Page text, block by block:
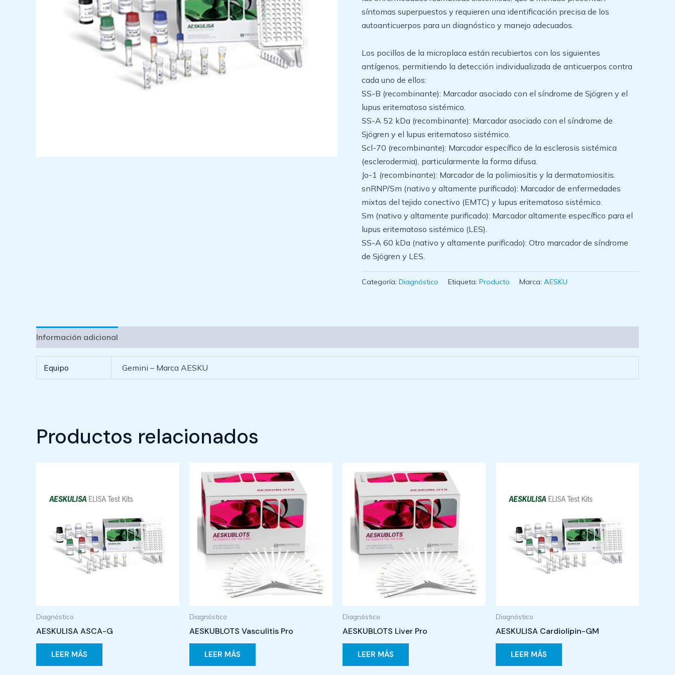
síntomas superpuestos y requieren una identificación precisa de los
autoanticuerpos para un diagnóstico y manejo adecuados.
Los pocillos de la microplaca están recubiertos con los siguientes
antígenos, permitiendo la detección individualizada de anticuerpos contra
cada uno de ellos:
SS-B (recombinante): Marcador asociado con el síndrome de Sjögren y el
lupus eritematoso sistémico.
SS-A 52 kDa (recombinante): Marcador asociado con el síndrome de
Sjögren y el lupus eritematoso sistémico.
Scl-70 (recombinante): Marcador específico de la esclerosis sistémica
(esclerodermia), particularmente la forma difusa.
Jo-1 (recombinante): Marcador de la polimiositis y la dermatomiositis.
snRNP/Sm (nativo y altamente purificado): Marcador de enfermedades
mixtas del tejido conectivo (EMTC) y lupus eritematoso sistémico.
Sm (nativo y altamente purificado): Marcador altamente específico para el
lupus eritematoso sistémico (LES).
SS-A 60 kDa (nativo y altamente purificado): Otro marcador de síndrome
de Sjögren y LES.
Categoría: Diagnóstico Etiqueta: Producto Marca: AESKU
Información adicional
Equipo Gemini – Marca AESKU
Productos relacionados
Diagnóstico
AESKULISA ASCA-G
LEER MÁS
Diagnóstico
AESKUBLOTS Vasculitis Pro
LEER MÁS
Diagnóstico
AESKUBLOTS Liver Pro
LEER MÁS
Diagnóstico
AESKULISA Cardiolipin-GM
LEER MÁS